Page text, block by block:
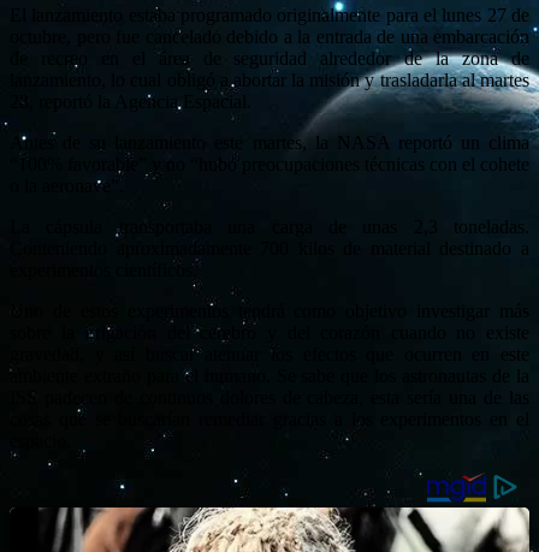
El lanzamiento estaba programado originalmente para el lunes 27 de
octubre, pero fue cancelado debido a la entrada de una embarcación
de recreo en el área de seguridad alrededor de la zona de
lanzamiento, lo cual obligó a abortar la misión y trasladarla al martes
28, reportó la Agencia Espacial.
Antes de su lanzamiento este martes, la NASA reportó un clima
“100% favorable” y no “hubo preocupaciones técnicas con el cohete
o la aeronave”.
La cápsula transportaba una carga de unas 2,3 toneladas.
Conteniendo aproximadamente 700 kilos de material destinado a
experimentos científicos.
Uno de estos experimentos tendrá como objetivo investigar más
sobre la irrigación del cerebro y del corazón cuando no existe
gravedad, y así buscar atenuar los efectos que ocurren en este
ambiente extraño para el humano. Se sabe que los astronautas de la
ISS padecen de continuos dolores de cabeza, esta sería una de las
cosas que se buscarían remediar gracias a los experimentos en el